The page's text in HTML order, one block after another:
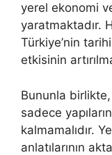
yerel ekonomi
yaratmaktadır.
Türkiye’nin
etkisinin
Bununla
sadece
kalmamalıdır.
anlatılarının